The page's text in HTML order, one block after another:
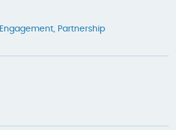
Engagement Partnership